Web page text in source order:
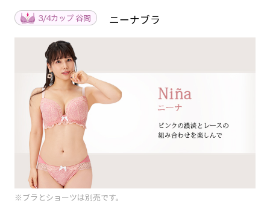
ニーナブラ
※ブラとショーツは別売です。